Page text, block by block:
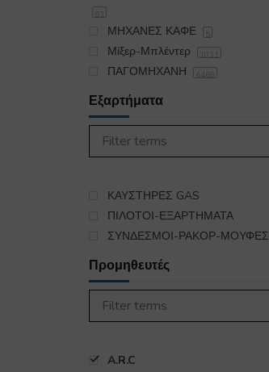
61
ΜΗΧΑΝΕΣ ΚΑΦΕ 5
Μίξερ-Μπλέντερ 1011
ΠΑΓΟΜΗΧΑΝΗ 6468
ΠΛΥΝΤΗΡΙΟ
ΣΙΔΕΡΩΤΗΡΙΟ
985
ΨΥΞΗ-ΘΕΡΜΑΝΣΗ
ΕΞΑΡΤΗΜΑΤΑ ΣΥΝΔΕΣΗΣ
ΥΓΡΑΕΡΙΟΥ-GAS 140
Εξαρτήματα
ΚΑΥΣΤΗΡΕΣ GAS
ΠΙΛΟΤΟΙ-ΕΞΑΡΤΗΜΑΤΑ
ΣΥΝΔΕΣΜΟΙ-ΡΑΚΟΡ-ΜΟΥΦΕΣ
Προμηθευτές
A.R.C